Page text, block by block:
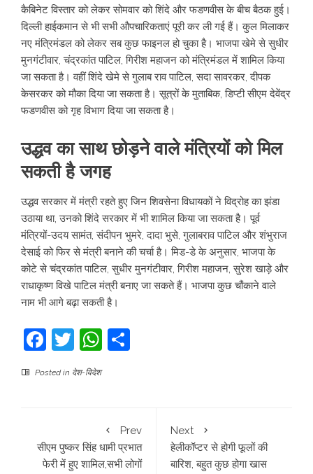
कैबिनेट विस्तार को लेकर सोमवार को शिंदे और फडणवीस के बीच बैठक हुई।
दिल्ली हाईकमान से भी सभी औपचारिकताएं पूरी कर ली गई हैं। कुल मिलाकर
नए मंत्रिमंडल को लेकर सब कुछ फाइनल हो चुका है। भाजपा खेमे से सुधीर
मुनगंटीवार, चंद्रकांत पाटिल, गिरीश महाजन को मंत्रिमंडल में शामिल किया
जा सकता है। वहीं शिंदे खेमे से गुलाब राव पाटिल, सदा सावरकर, दीपक
केसरकर को मौका दिया जा सकता है। सूत्रों के मुताबिक, डिप्टी सीएम देवेंद्र
फडणवीस को गृह विभाग दिया जा सकता है।
उद्धव का साथ छोड़ने वाले मंत्रियों को मिल
सकती है जगह
उद्धव सरकार में मंत्री रहते हुए जिन शिवसेना विधायकों ने विद्रोह का झंडा
उठाया था, उनको शिंदे सरकार में भी शामिल किया जा सकता है। पूर्व
मंत्रियों-उदय सामंत, संदीपन भुमरे, दादा भुसे, गुलाबराव पाटिल और शंभुराज
देसाई को फिर से मंत्री बनाने की चर्चा है। मिड-डे के अनुसार, भाजपा के
कोटे से चंद्रकांत पाटिल, सुधीर मुनगंटीवार, गिरीश महाजन, सुरेश खाड़े और
राधाकृष्ण विखे पाटिल मंत्री बनाए जा सकते हैं। भाजपा कुछ चौंकाने वाले
नाम भी आगे बढ़ा सकती है।
Facebook
TwitterWhatsApp
Posted in देश-विदेश
Prev
सीएम पुष्कर सिंह धामी प्रभात
फेरी में हुए शामिल,सभी लोगों
Next
हेलीकॉप्टर से होगी फूलों की
बारिश, बहुत कुछ होगा खास